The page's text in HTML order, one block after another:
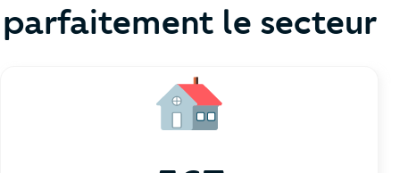
parfaitement le secteur